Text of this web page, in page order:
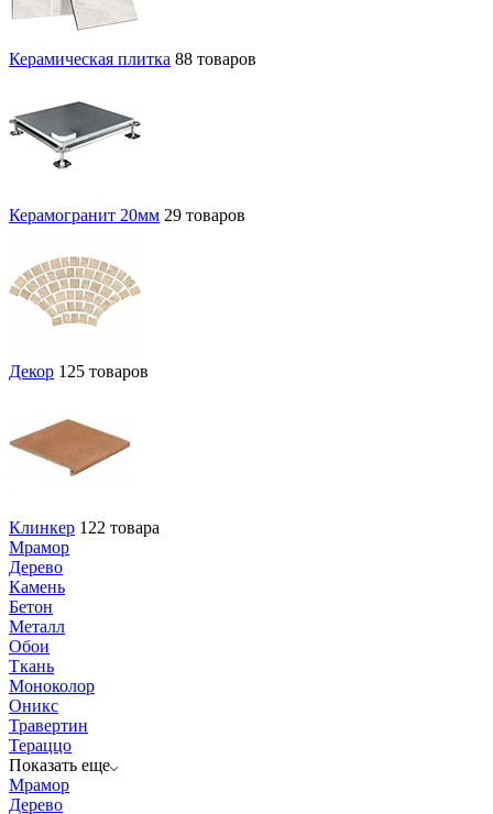
Керамическая плитка 88 товаров
Керамогранит 20мм 29 товаров
Декор 125 товаров
Клинкер 122 товара
Мрамор
Дерево
Камень
Бетон
Металл
Обои
Ткань
Моноколор
Оникс
Травертин
Тераццо
Показать еще
Мрамор
Дерево